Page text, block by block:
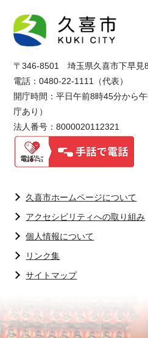
〒346-8501 埼玉県久喜市下早見
電話：0480-22-1111（代表）
開庁時間：平日午前8時45分から
庁あり）
法人番号：8000020112321
久喜市ホームページについて
アクセシビリティへの取り組み
個人情報について
リンク集
サイトマップ